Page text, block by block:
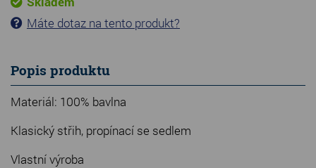
Máte dotaz na tento produkt?
Popis produktu
Materiál: 100% bavlna
Klasický střih, propínací se sedlem
Vlastní výroba